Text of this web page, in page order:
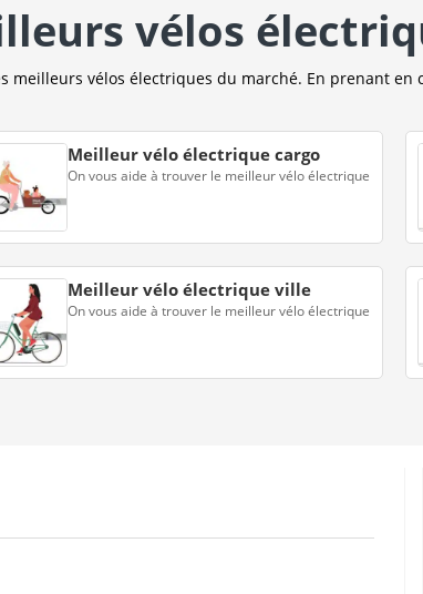
vélos
meilleurs vélos électriques du marché. En prenant
Meilleur vélo électrique cargo
On vous aide à trouver le meilleur vélo électrique
Meilleur vélo électrique ville
On vous aide à trouver le meilleur vélo électrique